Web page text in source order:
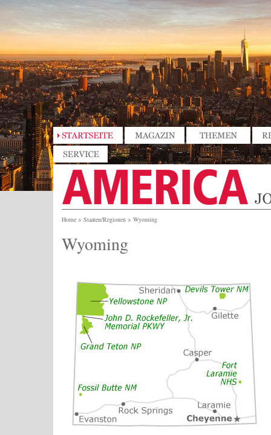
Home > Staaten/Regionen > Wyoming
Wyoming